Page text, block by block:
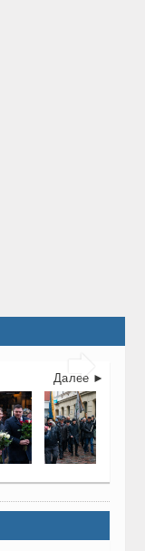

Далее ►